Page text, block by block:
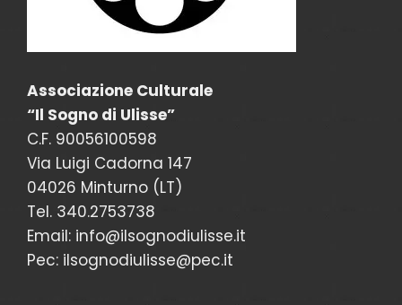
Associazione Culturale
“Il Sogno di Ulisse”
C.F. 90056100598
Via Luigi Cadorna 147
04026 Minturno (LT)
Tel. 340.2753738
Email: info@ilsognodiulisse.it
Pec: ilsognodiulisse@pec.it